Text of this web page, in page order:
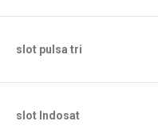
slot pulsa tri
slot Indosat